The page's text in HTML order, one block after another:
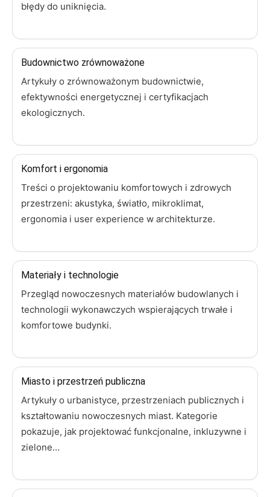
błędy do uniknięcia.
Budownictwo zrównoważone
Artykuły o zrównoważonym budownictwie,
efektywności energetycznej i certyfikacjach
ekologicznych.
Komfort i ergonomia
Treści o projektowaniu komfortowych i zdrowych
przestrzeni: akustyka, światło, mikroklimat,
ergonomia i user experience w architekturze.
Materiały i technologie
Przegląd nowoczesnych materiałów budowlanych i
technologii wykonawczych wspierających trwałe i
komfortowe budynki.
Miasto i przestrzeń publiczna
Artykuły o urbanistyce, przestrzeniach publicznych i
kształtowaniu nowoczesnych miast. Kategorie
pokazuje, jak projektować funkcjonalne, inkluzywne i
zielone…